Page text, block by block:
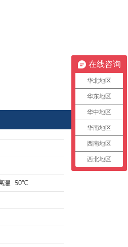
在线咨询
华北地区
华东地区
华中地区
华南地区
西南地区
西北地区